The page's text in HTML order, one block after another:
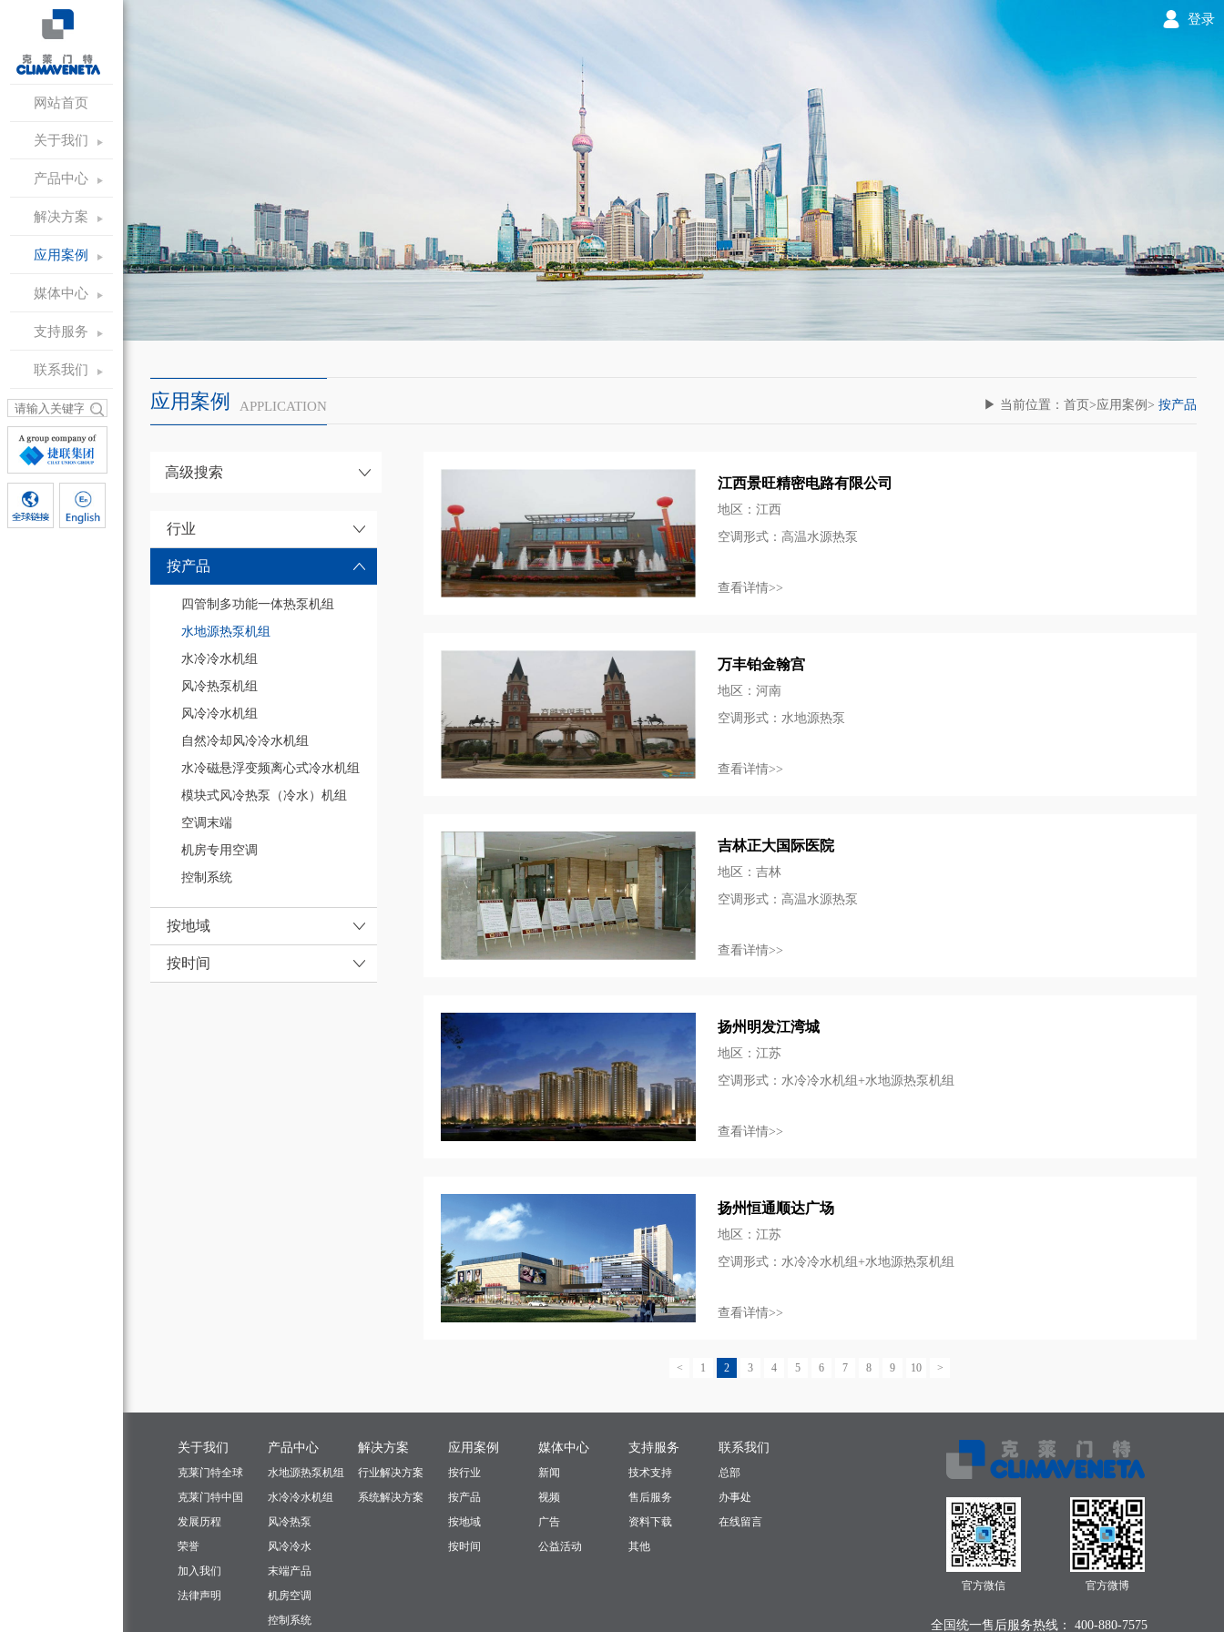
网站首页
关于我们
产品中心
解决方案
应用案例
媒体中心
支持服务
联系我们
登录
应用案例 APPLICATION ▶ 当前位置：首页>应用案例> 按产品
高级搜索
行业
按产品
四管制多功能一体热泵机组
水地源热泵机组
水冷冷水机组
风冷热泵机组
风冷冷水机组
自然冷却风冷冷水机组
水冷磁悬浮变频离心式冷水机组
模块式风冷热泵（冷水）机组
空调末端
机房专用空调
控制系统
按地域
按时间
江西景旺精密电路有限公司
地区：江西
空调形式：高温水源热泵
查看详情>>
万丰铂金翰宫
地区：河南
空调形式：水地源热泵
查看详情>>
吉林正大国际医院
地区：吉林
空调形式：高温水源热泵
查看详情>>
扬州明发江湾城
地区：江苏
空调形式：水冷冷水机组+水地源热泵机组
查看详情>>
扬州恒通顺达广场
地区：江苏
空调形式：水冷冷水机组+水地源热泵机组
查看详情>>
< 1 2 3 4 5 6 7 8 9 10 >
关于我们
克莱门特全球
克莱门特中国
发展历程
荣誉
加入我们
法律声明
产品中心
水地源热泵机组
水冷冷水机组
风冷热泵
风冷冷水
末端产品
机房空调
控制系统
解决方案
行业解决方案
系统解决方案
应用案例
按行业
按产品
按地域
按时间
媒体中心
新闻
视频
广告
公益活动
支持服务
技术支持
售后服务
资料下载
其他
联系我们
总部
办事处
在线留言
官方微信 官方微博
全国统一售后服务热线： 400-880-7575